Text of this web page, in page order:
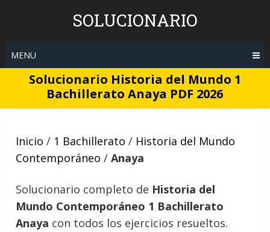
SOLUCIONARIO
MENU
Solucionario Historia del Mundo 1
Bachillerato Anaya PDF 2026
Inicio / 1 Bachillerato / Historia del Mundo
Contemporáneo /Anaya
Solucionario completo de Historia del
Mundo Contemporáneo 1 Bachillerato
Anaya con todos los ejercicios resueltos.